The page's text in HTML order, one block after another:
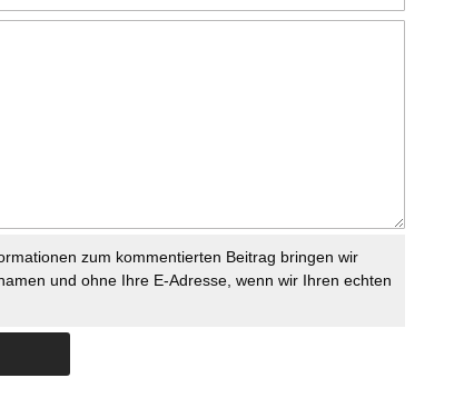
zum kommentierten Beitrag bringen wir
und ohne Ihre E-Adresse, wenn wir Ihren echten